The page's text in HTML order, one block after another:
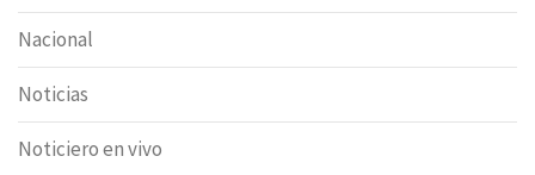
Nacional
Noticias
Noticiero en vivo